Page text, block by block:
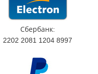
Сбербанк:
2202 2081 1204 8997